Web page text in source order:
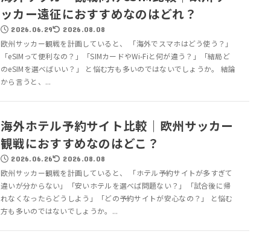
ッカー遠征におすすめなのはどれ？
2026.06.29 2026.08.08
欧州サッカー観戦を計画していると、 「海外でスマホはどう使う？」
「eSIMって便利なの？」「SIMカードやWi-Fiと何が違う？」「結局ど
のeSIMを選べばいい？」 と悩む方も多いのではないでしょうか。 結論
から言うと、...
海外ホテル予約サイト比較｜欧州サッカー
観戦におすすめなのはどこ？
2026.06.26 2026.08.08
欧州サッカー観戦を計画していると、 「ホテル予約サイトが多すぎて
違いが分からない」「安いホテルを選べば問題ない？」「試合後に帰
れなくなったらどうしよう」「どの予約サイトが安心なの？」 と悩む
方も多いのではないでしょうか。...